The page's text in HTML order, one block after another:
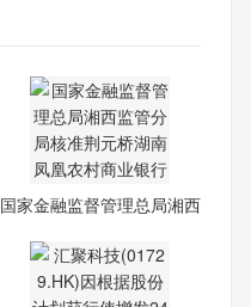
国家金融监督管理总局湘西